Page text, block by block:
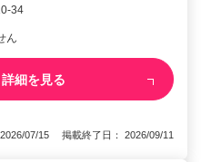
34
ん
詳細を見る
07/15 掲載終了日： 2026/09/11